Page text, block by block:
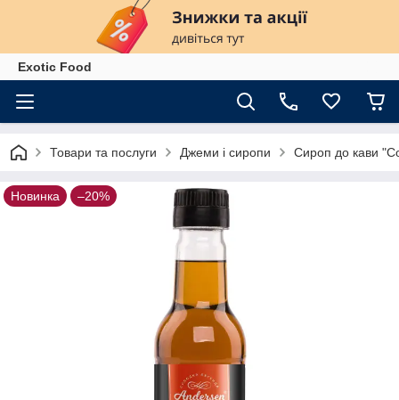
Exotiс Food
Товари та послуги Джеми і сиропи Сироп до кави
Новинка –20%